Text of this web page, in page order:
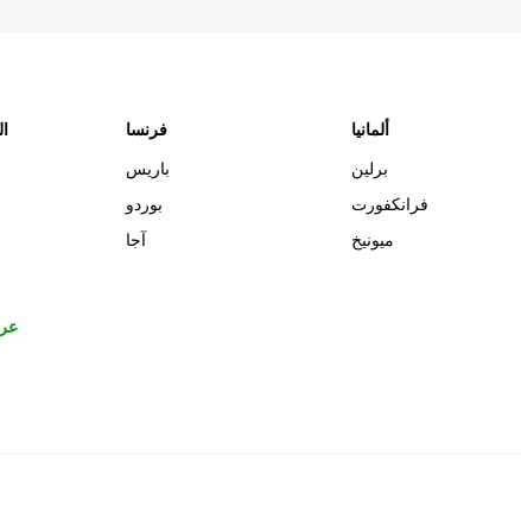
فرنسا
باريس
بوردو
آجا
ألمانيا
برلين
فرانكفورت
ميونيخ